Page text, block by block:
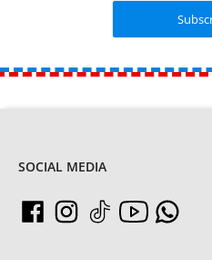
SOCIAL MEDIA